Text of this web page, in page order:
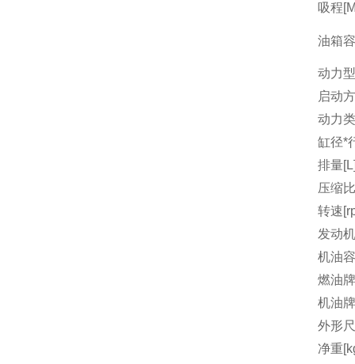
吸程
油箱
动力
启动
动力
缸径*
排量
压缩比
转速
发动
机油
燃油
机油
外形
净重